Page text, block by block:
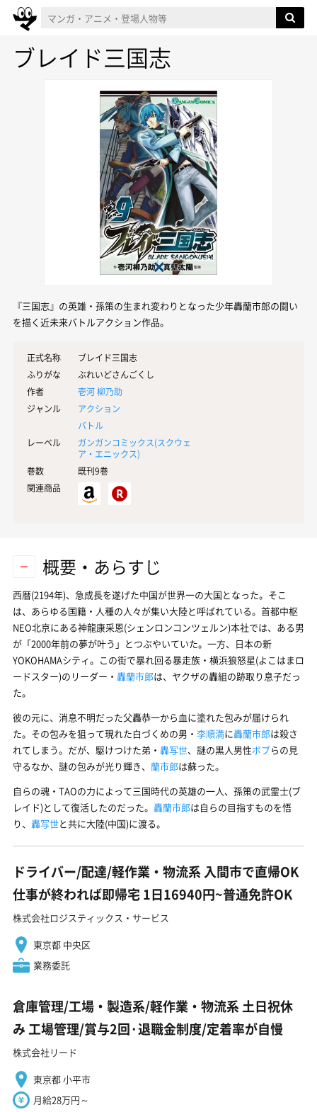
ブレイド三国志
『三国志』の英雄・孫策の生まれ変わりとなった少年轟蘭市郎の闘い
を描く近未来バトルアクション作品。
正式名称
ブレイド三国志
ふりがな
ぶれいどさんごくし
作者
壱河 柳乃助
ジャンル
アクション
バトル
レーベル
ガンガンコミックス(スクウェ
ア・エニックス)
巻数
既刊9巻
関連商品
概要・あらすじ
西暦(2194年)、急成長を遂げた中国が世界一の大国となった。そこ
は、あらゆる国籍・人種の人々が集い大陸と呼ばれている。首都中枢
NEO北京にある神龍康采恩(シェンロンコンツェルン)本社では、ある男
が「2000年前の夢が叶う」とつぶやいていた。一方、日本の新
YOKOHAMAシティ。この街で暴れ回る暴走族・横浜狼怒星(よこはまロ
ードスター)のリーダー・ 轟蘭市郎は、ヤクザの轟組の跡取り息子だっ
た。
彼の元に、消息不明だった父轟恭一から血に塗れた包みが届けられ
た。その包みを狙って現れた白づくめの男・ 李順満に轟蘭市郎は殺さ
れてしまう。だが、駆けつけた弟・ 轟写世、謎の黒人男性ボブらの見
守るなか、謎の包みが光り輝き、 蘭市郎は蘇った。
自らの魂・TAOの力によって三国時代の英雄の一人、孫策の武霊士(ブ
レイド)として復活したのだった。 轟蘭市郎は自らの目指すものを悟
り、 轟写世と共に大陸(中国)に渡る。
ドライバー/配達/軽作業・物流系 入間市で直帰OK
仕事が終われば即帰宅 1日16940円~普通免許OK
株式会社ロジスティックス・サービス
東京都 中央区
業務委託
倉庫管理/工場・製造系/軽作業・物流系 土日祝休
み 工場管理/賞与2回·退職金制度/定着率が自慢
株式会社リード
東京都 小平市
月給28万円～